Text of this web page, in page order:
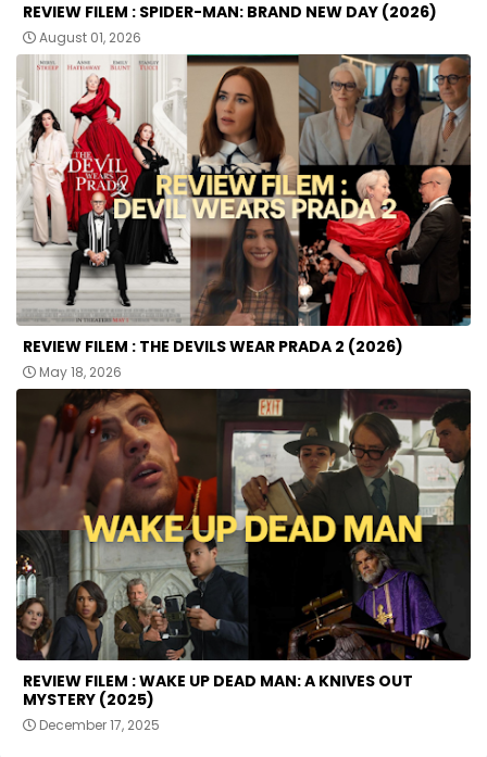
REVIEW FILEM : SPIDER-MAN: BRAND NEW DAY (2026)
August 01, 2026
REVIEW FILEM : THE DEVILS WEAR PRADA 2 (2026)
May 18, 2026
REVIEW FILEM : WAKE UP DEAD MAN: A KNIVES OUT
MYSTERY (2025)
December 17, 2025